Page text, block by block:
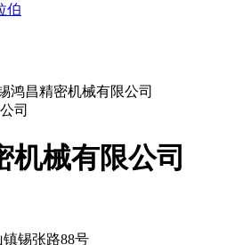
伯
鸿昌精密机械有限公司
机械有限公司
锡张路88号